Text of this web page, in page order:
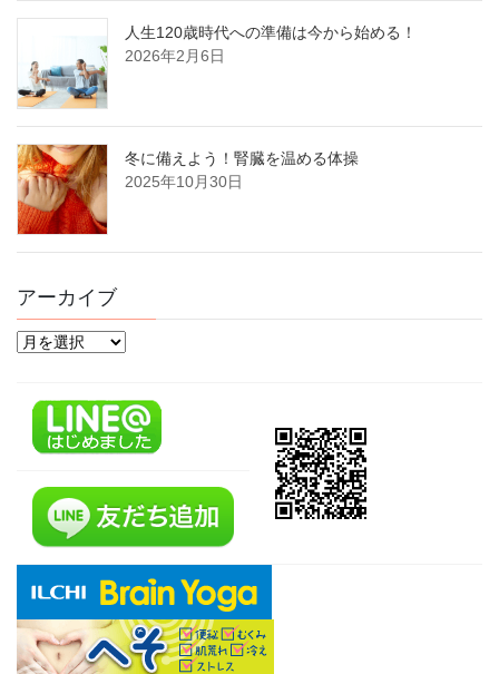
人生120歳時代への準備は今から始める！
2026年2月6日
冬に備えよう！腎臓を温める体操
2025年10月30日
アーカイブ